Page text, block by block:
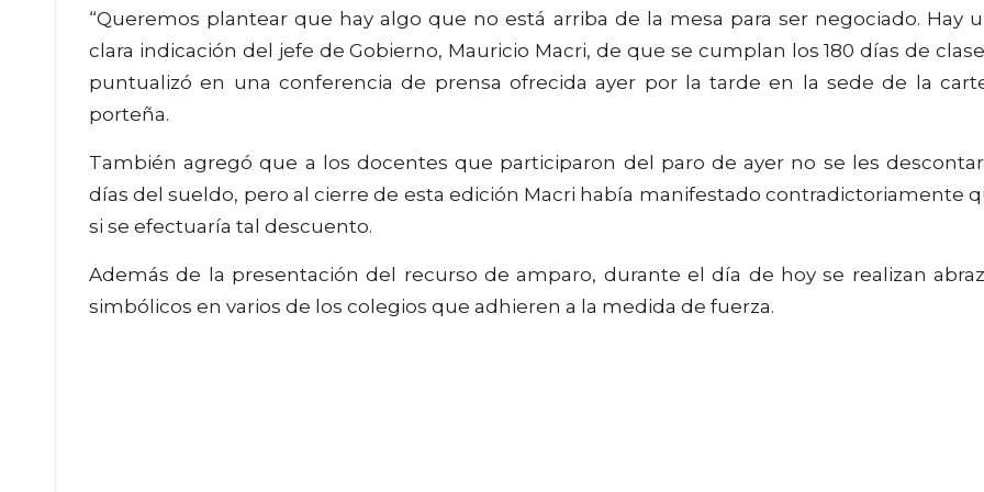
“Queremos plantear que hay algo que no está arriba de la mesa para ser negociado. Hay
clara indicación del jefe de Gobierno, Mauricio Macri, de que se cumplan los 180 días de
puntualizó en una conferencia de prensa ofrecida ayer por la tarde en la sede de la
porteña.
También agregó que a los docentes que participaron del paro de ayer no se les
días del sueldo, pero al cierre de esta edición Macri había manifestado contradictoriamente
si se efectuaría tal descuento.
Además de la presentación del recurso de amparo, durante el día de hoy se realizan
simbólicos en varios de los colegios que adhieren a la medida de fuerza.